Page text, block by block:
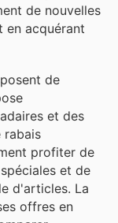
de nouvelles
en acquérant
de
et des
rabais
profiter de
et de
d'articles. La
offres en